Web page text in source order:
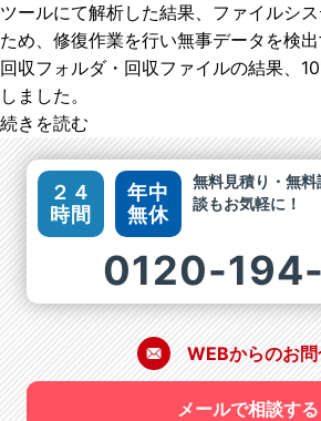
ツールにて解析した結果、ファイルシ
ため、修復作業を行い無事データを検出
回収フォルダ・回収ファイルの結果、
しました。
続きを読む
２４
時間
年中
無休
無料見積り・無
談もお気軽に！
0120-
WEBからのお
メールで相談する